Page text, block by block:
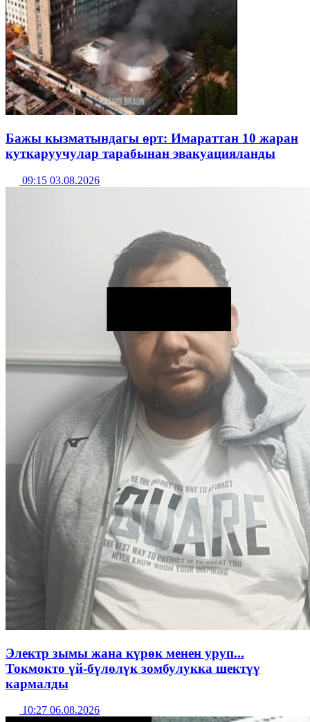
Бажы кызматындагы өрт: Имараттан 10 жаран
куткаруучулар тарабынан эвакуацияланды
09:15 03.08.2026
Электр зымы жана күрөк менен уруп...
Токмокто үй-бүлөлүк зомбулукка шектүү
кармалды
10:27 06.08.2026